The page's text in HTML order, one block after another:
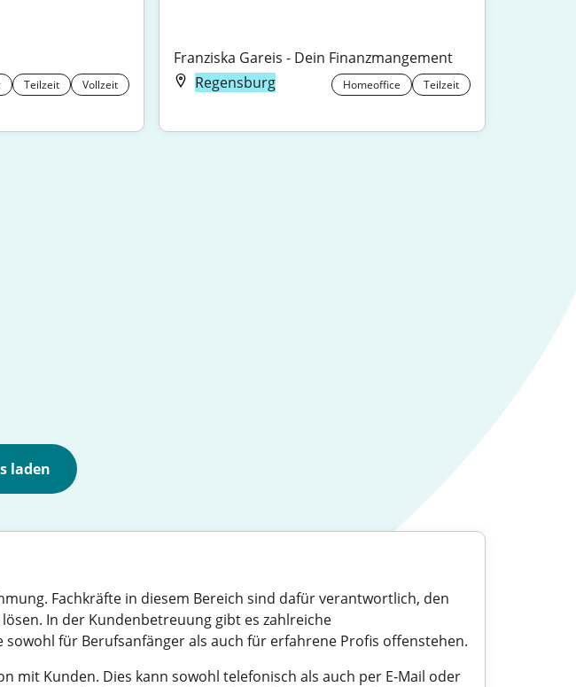
Teilzeit Vollzeit
Franziska Gareis - Dein Finanzmangement
Regensburg
Homeoffice Teilzeit
laden
Fachkräfte in diesem Bereich sind dafür verantwortlich, den
In der Kundenbetreuung gibt es zahlreiche
für Berufsanfänger als auch für erfahrene Profis offenstehen.
Kunden. Dies kann sowohl telefonisch als auch per E-Mail oder